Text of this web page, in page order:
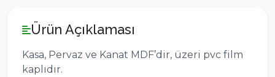
Ürün Açıklaması
Kasa, Pervaz ve Kanat MDF’dir, üzeri pvc film
kaplıdır.